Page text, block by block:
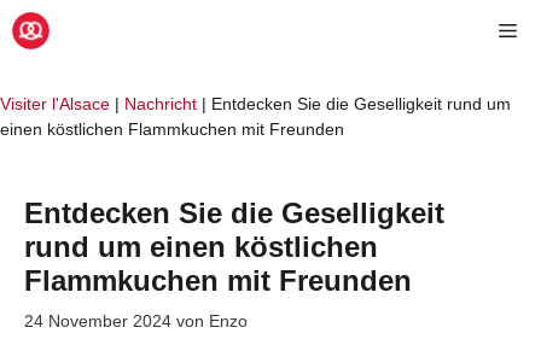
Zum
Inhalt
Visiter l'Alsace | Nachricht | Entdecken Sie die Geselligkeit rund um
einen köstlichen Flammkuchen mit Freunden
Entdecken Sie die Geselligkeit
rund um einen köstlichen
Flammkuchen mit Freunden
24 November 2024 von Enzo